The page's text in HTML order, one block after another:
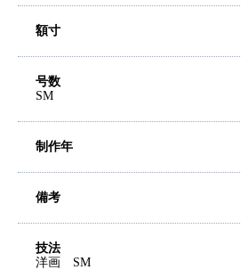
額寸
号数
SM
制作年
備考
技法
洋画 SM